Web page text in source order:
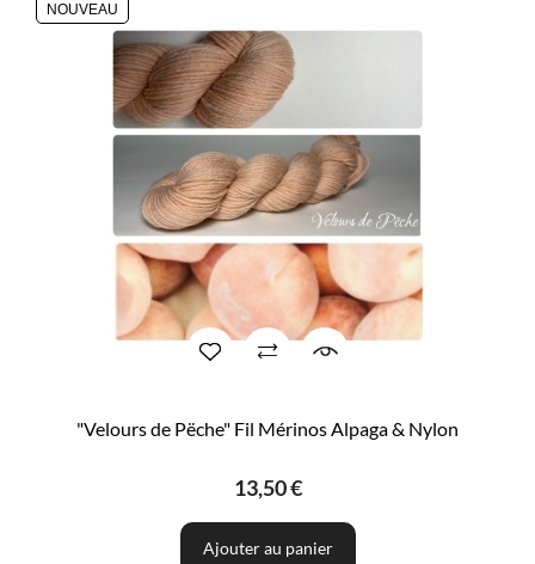
NOUVEAU
"Velours de Pëche" Fil Mérinos Alpaga & Nylon
13,50 €
Ajouter au panier